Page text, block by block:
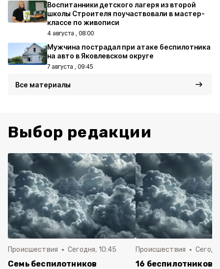
Воспитанники детского лагеря из второй
школы Строителя поучаствовали в мастер-
классе по живописи
4 августа , 08:00
Мужчина пострадал при атаке беспилотника
на авто в Яковлевском округе
7 августа , 09:45
Все материалы
Выбор редакции
Происшествия Сегодня, 10:45
Семь беспилотников
Происшествия
16 беспилотников